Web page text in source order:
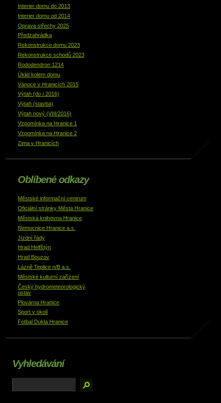
Interier domu do 2013
Interier domu od 2014
Oprava střechy 2025
Předzahrádka
Rekonstrukce domu 2023
Rekonstrukce schodů 2023
Rododendron 1214
Úklid kolem domu
Vánoce v Hranicích 2015
Výtah (do r.2016)
Výtah (stavba)
Výtah nový (VIII/2016)
Vzpomínka na Hranice 1
Vzpomínka na Hranice 2
Zima v Hranicích
Oblíbené odkazy
Městské informační centrum
Oficiální stránky Města Hranice
Městská knihovna Hranice
Nemocnice Hranice a.s.
Jízdní řády
Hrad Helfštýn
Hrad Bouzov
Lázně Teplice n/B a.s.
Městské kulturní zařízení
Český hydrometeorologický
ústav
Plovárna Hranice
Sport v okolí
Fotbal Dukla Hranice
Vyhledávání